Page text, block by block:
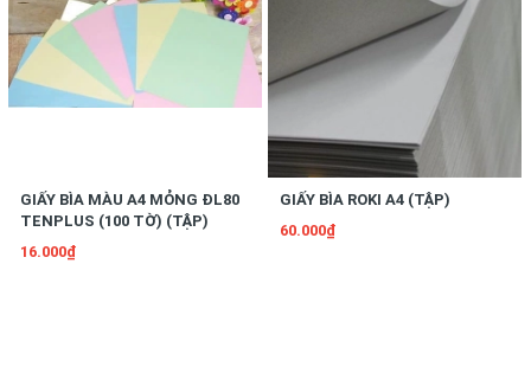
GIẤY BÌA MÀU A4 MỎNG ĐL80
TENPLUS (100 TỜ) (TẬP)
16.000₫
GIẤY BÌA ROKI A4 (TẬP)
60.000₫